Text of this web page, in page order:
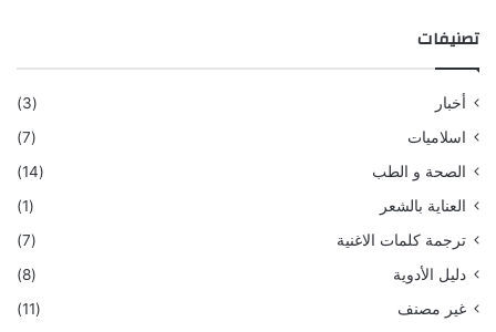
تصنيفات
أخبار
(3)
اسلاميات
(7)
الصحة و الطب
(14)
العناية بالشعر
(1)
ترجمة كلمات الاغنية
(7)
دليل الأدوية
(8)
غير مصنف
(11)